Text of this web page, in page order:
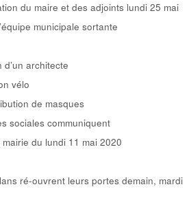
du maire et des adjoints lundi 25 mai
municipale sortante
architecte
vélo
de masques
sociales communiquent
du lundi 11 mai 2020
ré-ouvrent leurs portes demain, mardi